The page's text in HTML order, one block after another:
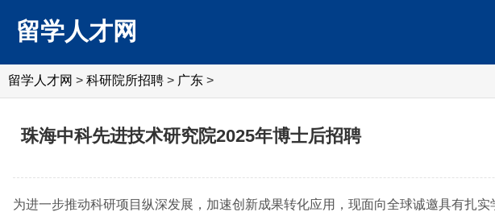
留学人才网
留学人才网 > 科研院所招聘 > 广东 >
珠海中科先进技术研究院2025年博士后招聘
为进一步推动科研项目纵深发展，加速创新成果转化应用，现面向全球诚邀具有扎